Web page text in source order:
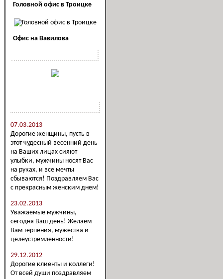
Головной офис в Троицке
Офис на Вавилова
07.03.2013
Дорогие женщины, пусть в
этот чудесный весенний день
на Ваших лицах сияют
улыбки, мужчины носят Вас
на руках, и все мечты
сбываются! Поздравляем Вас
с прекрасным женским днем!
23.02.2013
Уважаемые мужчины,
сегодня Ваш день! Желаем
Вам терпения, мужества и
целеустремленности!
29.12.2012
Дорогие клиенты и коллеги!
От всей души поздравляем